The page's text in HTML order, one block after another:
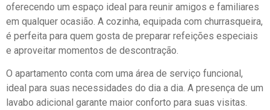
oferecendo um espaço ideal para reunir amigos e familiares
em qualquer ocasião. A cozinha, equipada com churrasqueira,
é perfeita para quem gosta de preparar refeições especiais
e aproveitar momentos de descontração.
O apartamento conta com uma área de serviço funcional,
ideal para suas necessidades do dia a dia. A presença de um
lavabo adicional garante maior conforto para suas visitas.